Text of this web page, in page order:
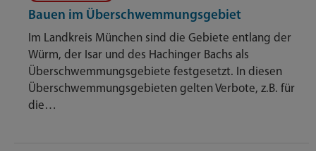
Nachrichten
Themenseite
Veröffentlichungen 35
Bauen im Überschwemmungsgebiet
Im Landkreis München sind die Gebiete entlang der
Würm, der Isar und des Hachinger Bachs als
Überschwemmungsgebiete festgesetzt. In diesen
Überschwemmungsgebieten gelten Verbote, z.B. für
die…